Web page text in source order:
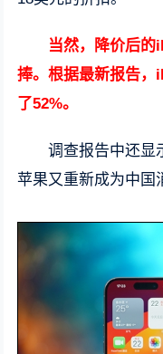
当然，降价后的
捧。根据最新报告，
了52%。
调查报告中还显
苹果又重新成为中国